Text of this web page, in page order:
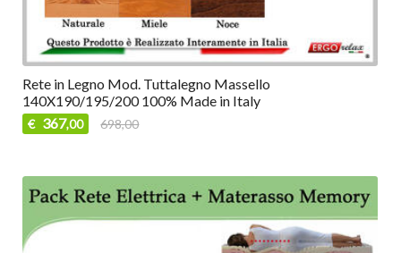
Rete in Legno Mod. Tuttalegno Massello
140X190/195/200 100% Made in Italy
€ 367,00 698,00